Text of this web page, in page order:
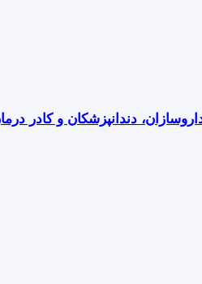
دندانپزشکان و کادر